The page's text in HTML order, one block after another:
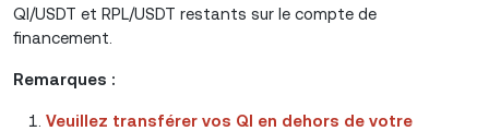
QI/USDT et RPL/USDT restants sur le compte de
financement.
Remarques :
Veuillez transférer vos QI en dehors de votre